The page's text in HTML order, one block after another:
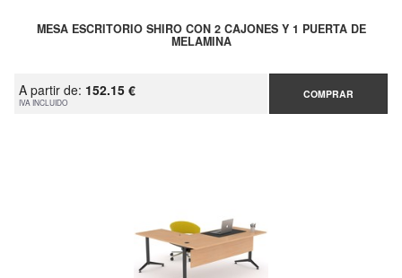
MESA ESCRITORIO SHIRO CON 2 CAJONES Y 1 PUERTA DE
MELAMINA
A partir de: 152.15 €
IVA INCLUIDO
COMPRAR